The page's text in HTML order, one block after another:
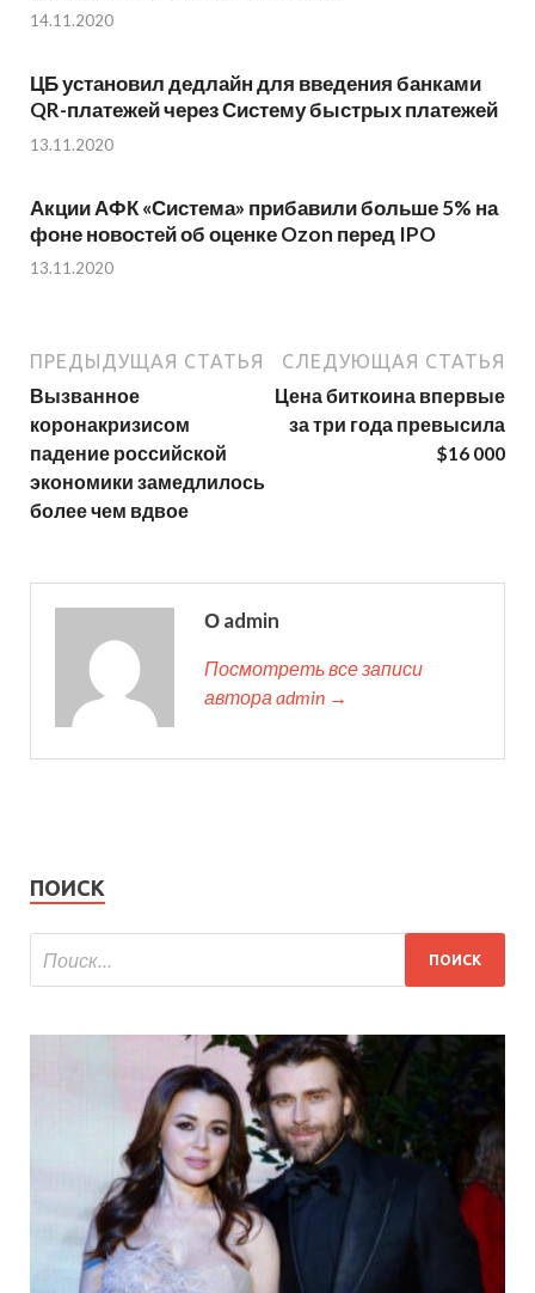
14.11.2020
ЦБ установил дедлайн для введения банками
QR-платежей через Систему быстрых платежей
13.11.2020
Акции АФК «Система» прибавили больше 5% на
фоне новостей об оценке Ozon перед IPO
13.11.2020
ПРЕДЫДУЩАЯ СТАТЬЯ
Вызванное
коронакризисом
падение российской
экономики замедлилось
более чем вдвое
СЛЕДУЮЩАЯ СТАТЬЯ
Цена биткоина впервые
за три года превысила
$16 000
О admin
Посмотреть все записи
автора admin →
ПОИСК